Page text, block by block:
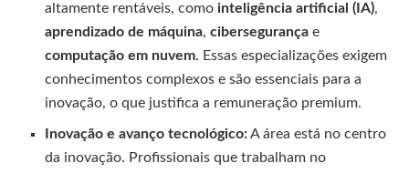
altamente rentáveis, como inteligência artificial (IA),
aprendizado de máquina,cibersegurança e
computação em nuvem. Essas especializações exigem
conhecimentos complexos e são essenciais para a
inovação, o que justifica a remuneração premium.
Inovação e avanço tecnológico:A área está no centro
da inovação. Profissionais que trabalham no